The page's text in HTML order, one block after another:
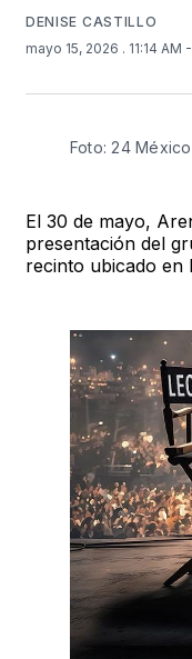
DENISE CASTILLO
mayo 15, 2026 . 11:14 AM
Foto: 24 México
El 30 de mayo,
presentación del
recinto ubicado en